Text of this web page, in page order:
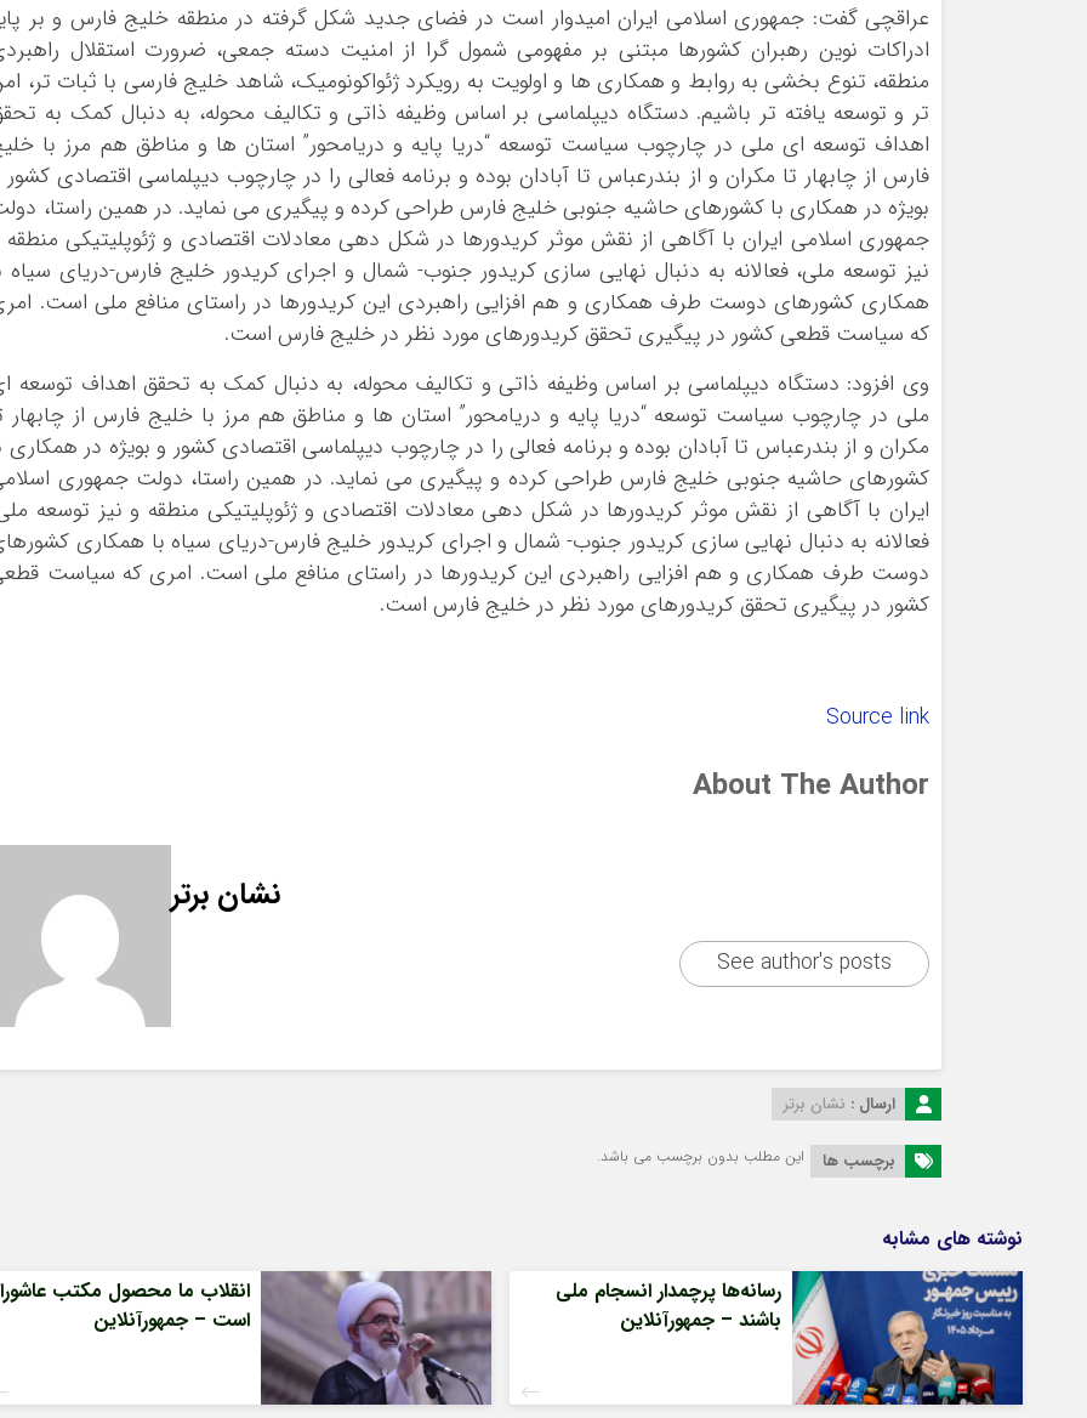
عراقچی گفت: جمهوری اسلامی ایران امیدوار است در فضای جدید شکل گرفته در منطقه خلیج فارس و بر
ادراکات نوین رهبران کشورها مبتنی بر مفهومی شمول گرا از امنیت دسته جمعی، ضرورت استقلال
منطقه، تنوع بخشی به روابط و همکاری ها و اولویت به رویکرد ژئواکونومیک، شاهد خلیج فارسی با ثبات تر،
تر و توسعه یافته تر باشیم. دستگاه دیپلماسی بر اساس وظیفه ذاتی و تکالیف محوله، به دنبال کمک به
اهداف توسعه ای ملی در چارچوب سیاست توسعه “دریا پایه و دریامحور” استان ها و مناطق هم مرز با
فارس از چابهار تا مکران و از بندرعباس تا آبادان بوده و برنامه فعالی را در چارچوب دیپلماسی اقتصادی
بویژه در همکاری با کشورهای حاشیه جنوبی خلیج فارس طراحی کرده و پیگیری می نماید. در همین راستا،
جمهوری اسلامی ایران با آگاهی از نقش موثر کریدورها در شکل دهی معادلات اقتصادی و ژئوپلیتیکی منطقه
نیز توسعه ملی، فعالانه به دنبال نهایی سازی کریدور جنوب- شمال و اجرای کریدور خلیج فارس-دریای سیاه
همکاری کشورهای دوست طرف همکاری و هم افزایی راهبردی این کریدورها در راستای منافع ملی است.
که سیاست قطعی کشور در پیگیری تحقق کریدورهای مورد نظر در خلیج فارس است.
وی افزود: دستگاه دیپلماسی بر اساس وظیفه ذاتی و تکالیف محوله، به دنبال کمک به تحقق اهداف توسعه
ملی در چارچوب سیاست توسعه “دریا پایه و دریامحور” استان ها و مناطق هم مرز با خلیج فارس از چابهار
مکران و از بندرعباس تا آبادان بوده و برنامه فعالی را در چارچوب دیپلماسی اقتصادی کشور و بویژه در همکاری
کشورهای حاشیه جنوبی خلیج فارس طراحی کرده و پیگیری می نماید. در همین راستا، دولت جمهوری
ایران با آگاهی از نقش موثر کریدورها در شکل دهی معادلات اقتصادی و ژئوپلیتیکی منطقه و نیز توسعه
فعالانه به دنبال نهایی سازی کریدور جنوب- شمال و اجرای کریدور خلیج فارس-دریای سیاه با همکاری
دوست طرف همکاری و هم افزایی راهبردی این کریدورها در راستای منافع ملی است. امری که سیاست
کشور در پیگیری تحقق کریدورهای مورد نظر در خلیج فارس است.
Source link
About The Author
نشان برتر
See author's posts
ارسال : نشان برتر
برچسب ها این مطلب بدون برچسب می باشد.
نوشته های مشابه
رسانه‌ها پرچمدار انسجام ملی
باشند – جمهورآنلاین
انقلاب ما محصول مکتب عاشورا
است – جمهورآنلاین